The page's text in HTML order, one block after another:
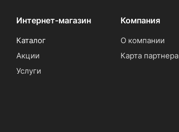
Интернет-магазин
Каталог
Акции
Услуги
Компания
О компании
Карта партнера